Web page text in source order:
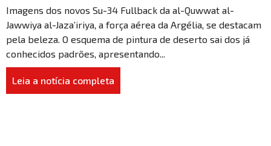
Imagens dos novos Su-34 Fullback da al-Quwwat al-
Jawwiya al-Jaza’iriya, a força aérea da Argélia, se destacam
pela beleza. O esquema de pintura de deserto sai dos já
conhecidos padrões, apresentando...
Leia a notícia completa